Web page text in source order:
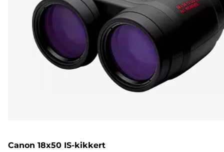
Canon 18x50 IS-kikkert